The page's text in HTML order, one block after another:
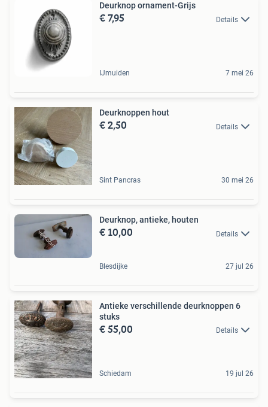
Deurknop ornament-Grijs
€ 7,95 Details
IJmuiden 7 mei 26
Deurknoppen hout
€ 2,50 Details
Sint Pancras 30 mei 26
Deurknop, antieke, houten
€ 10,00 Details
Blesdijke 27 jul 26
Antieke verschillende deurknoppen 6
stuks
€ 55,00 Details
Schiedam 19 jul 26